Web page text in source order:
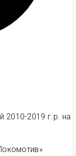
2010-2019 г.р. на